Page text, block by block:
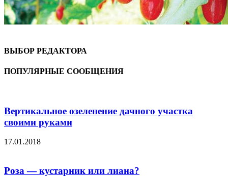
ВЫБОР РЕДАКТОРА
ПОПУЛЯРНЫЕ СООБЩЕНИЯ
Вертикальное озеленение дачного участка
своими руками
17.01.2018
Роза — кустарник или лиана?